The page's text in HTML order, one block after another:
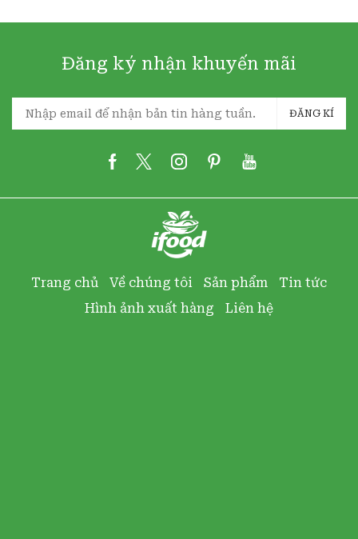
Đăng ký nhận khuyến mãi
ĐĂNG KÍ
Trang chủ Về chúng tôi Sản phẩm
Tin tức
Hình ảnh xuất hàng
Liên hệ